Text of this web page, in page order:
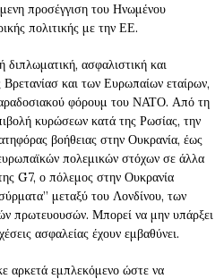
προσέγγιση του Ηνωμένου
πολιτικής με την ΕΕ.
διπλωματική, ασφαλιστική και
και των Ευρωπαίων εταίρων,
φόρουμ του ΝΑΤΟ. Από τη
κυρώσεων κατά της Ρωσίας, την
βοήθειας στην Ουκρανία, έως
πολεμικών στόχων σε άλλα
G7, ο πόλεμος στην Ουκρανία
μεταξύ του Λονδίνου, των
πρωτευουσών. Μπορεί να μην υπάρξει
ασφαλείας έχουν εμβαθύνει.
αρκετά εμπλεκόμενο ώστε να